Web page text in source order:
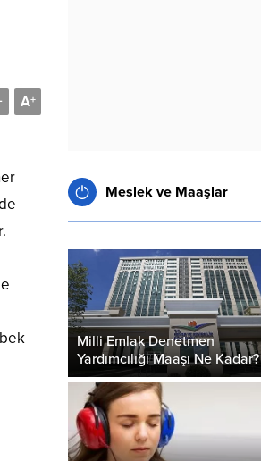
A+
-
Meslek ve Maaşlar
Milli Emlak Denetmen
Yardımcılığı Maaşı Ne Kadar?